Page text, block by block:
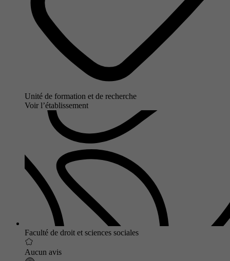
Unité de formation et de recherche
Voir l’établissement
Faculté de droit et sciences sociales
Aucun avis